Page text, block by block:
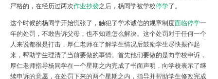
严格的，在经历过两次作业抄袭之后，杨同学被学校停学了。
这个时候的杨同学开始慌张了，触犯了学术诚信的规章制度面临停学一
年的处罚，不敢告诉父母，也不知道怎么解决。这个处罚对于任何一个
人来说都很是打击，厚仁老师在了解学生情况后鼓励学生尽快振作起
来，帮助学生理清了当前要做的事情。首先他们要做的是向学校申诉，
厚仁老师指导杨同学在一个星期之内完成了书面声明 ，向学校表示了继
续申诉的意愿，在处罚下来的两个星期之内，指导并帮助学生修改完成